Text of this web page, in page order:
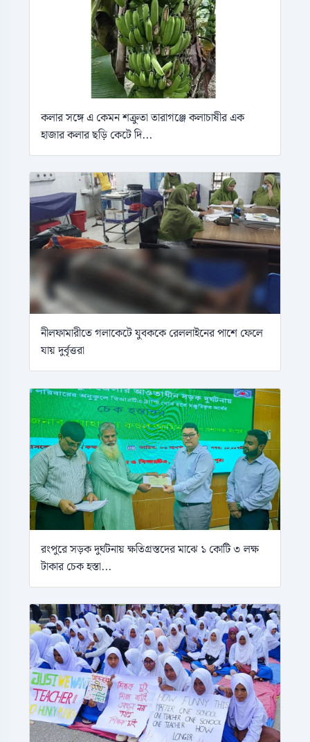
কলার সঙ্গে এ কেমন শক্রুতা তারাগঞ্জে কলাচাষীর এক
হাজার কলার ছড়ি কেটে দি...
নীলফামারীতে গলাকেটে যুবককে রেললাইনের পাশে ফেলে
যায় দুর্বৃত্তরা
রংপুরে সড়ক দুর্ঘটনায় ক্ষতিগ্রস্তদের মাঝে ১ কোটি ৩ লক্ষ
টাকার চেক হস্তা...